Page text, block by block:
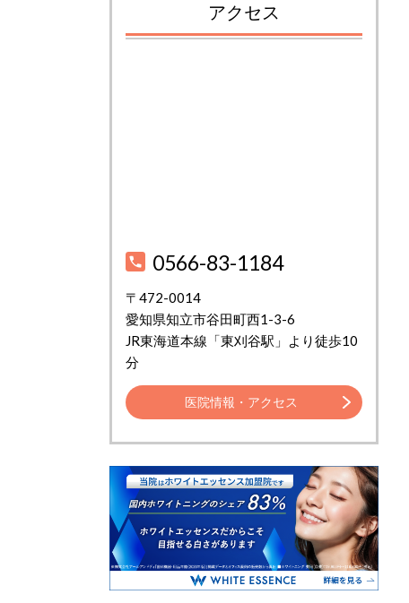
アクセス
0566-83-1184
〒472-0014
愛知県知立市谷田町西1-3-6
JR東海道本線「東刈谷駅」より徒歩10
分
医院情報・アクセス